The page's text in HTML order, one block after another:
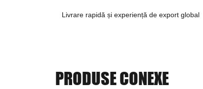
Livrare rapidă și experiență de export global
PRODUSE CONEXE